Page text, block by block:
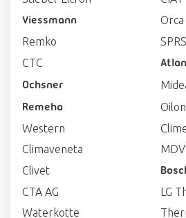
Viessmann
Remko
CTC
Ochsner
Remeha Oilon
Western
Climaveneta
MDV
Clivet
CTA AG
LG
Waterkotte